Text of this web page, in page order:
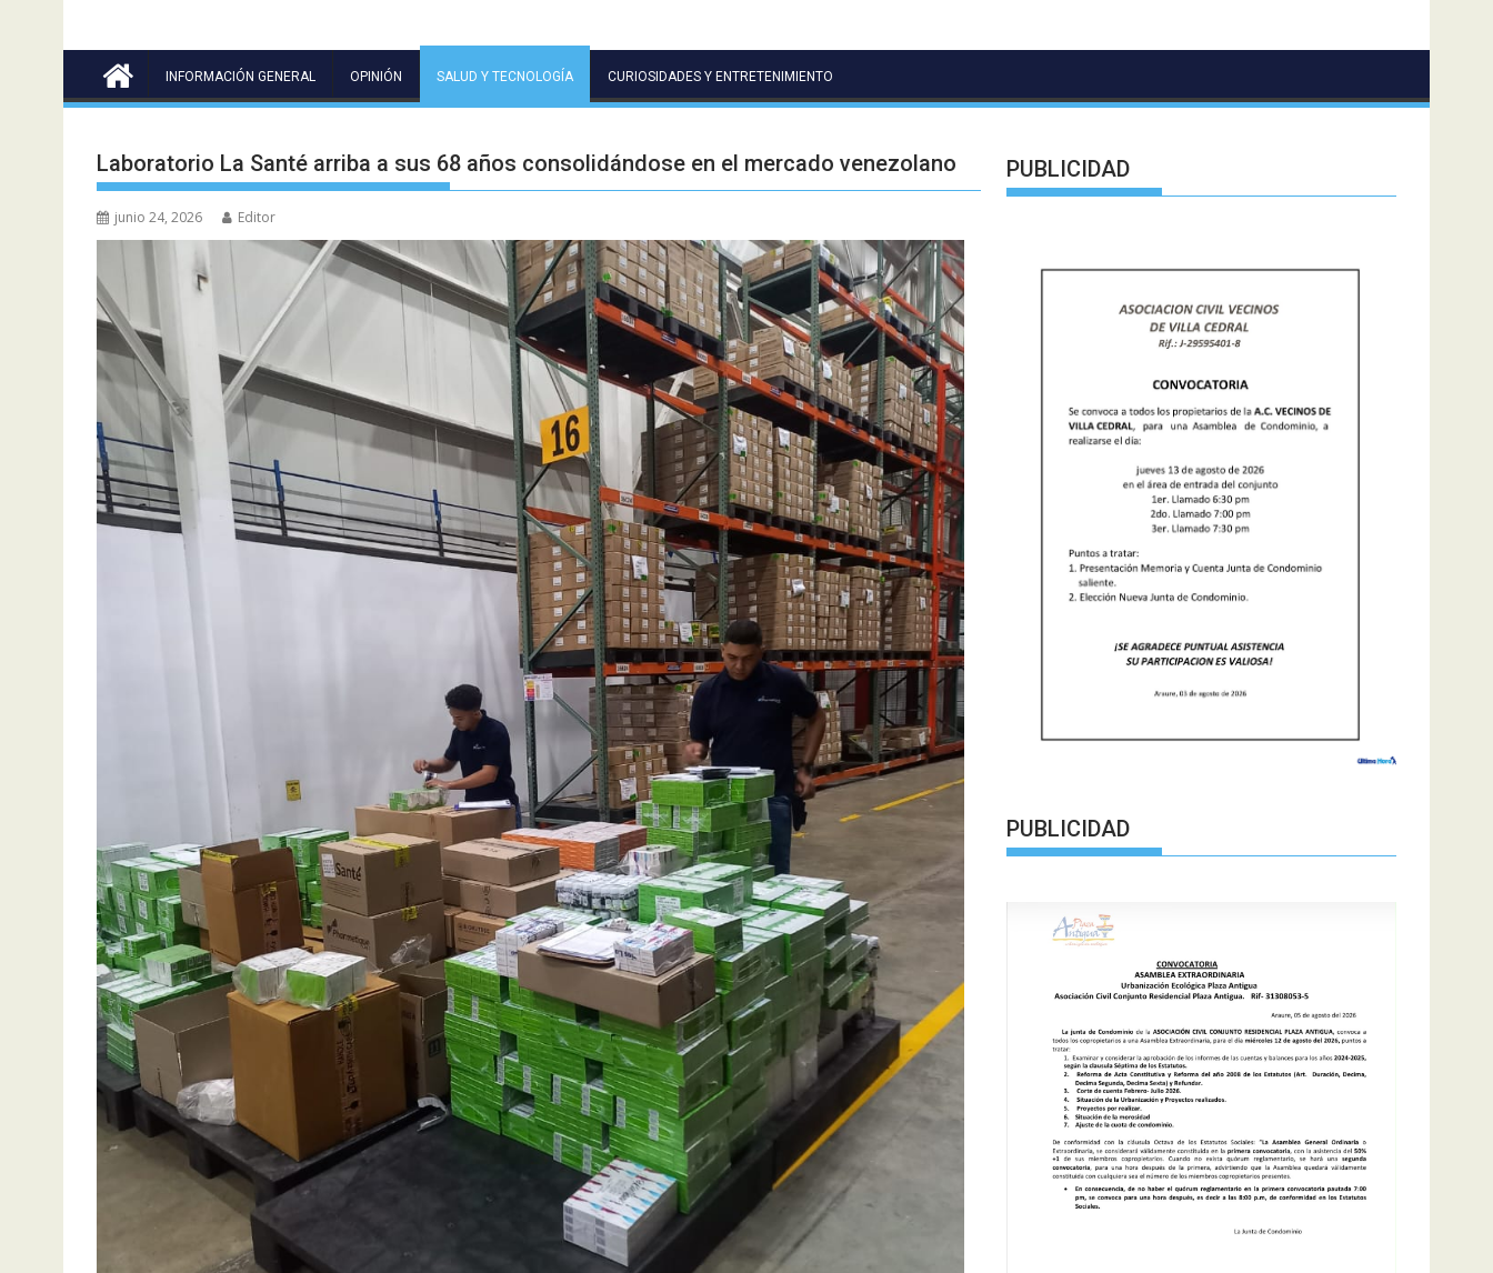
INFORMACIÓN GENERAL OPINIÓN SALUD Y TECNOLOGÍA CURIOSIDADES Y ENTRETENIMIENTO
Laboratorio La Santé arriba a sus 68 años consolidándose en el mercado venezolano
junio 24, 2026 Editor
PUBLICIDAD
PUBLICIDAD